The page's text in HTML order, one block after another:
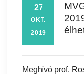
27
OKT.
2019
Meghívó prof.